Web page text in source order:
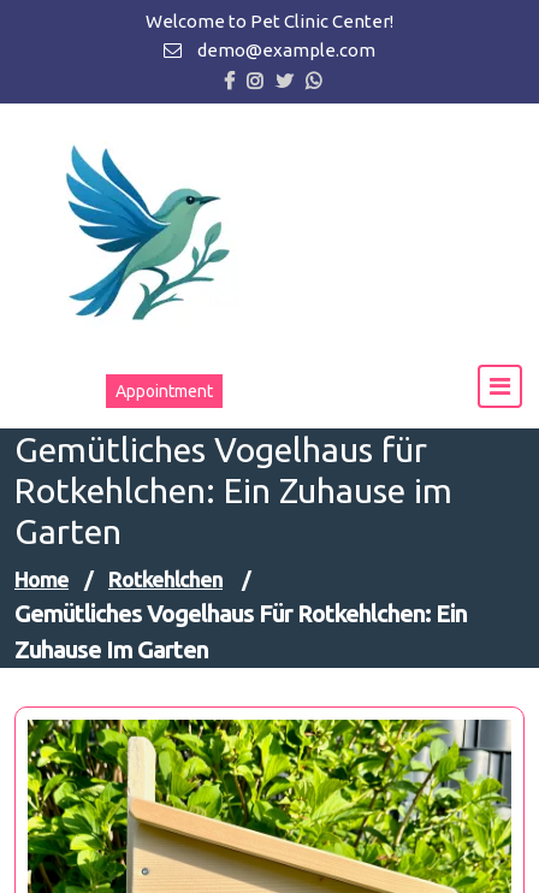
Welcome to Pet Clinic Center!
demo@example.com
Appointment
Gemütliches Vogelhaus für
Rotkehlchen: Ein Zuhause im
Garten
Home / Rotkehlchen /
Gemütliches Vogelhaus Für Rotkehlchen: Ein
Zuhause Im Garten